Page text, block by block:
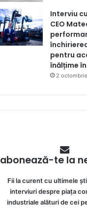
Interviu
CEO
pentru
înălțime
2
abonează-te la
Fii la curent cu ultimele
interviuri despre piața
industriale alături de cei